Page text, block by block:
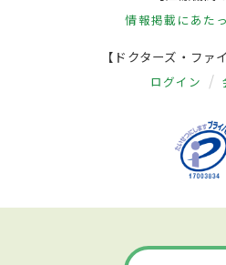
情報掲載にあた
【ドクターズ・ファ
ログイン